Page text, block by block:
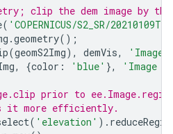
clip the dem image by
( 'COPERNICUS/S2_SR/
.geometry();
(geomS2Img), demVis,
'Image
, {color : 'blue' }, 'Image
prior to
it more efficiently.
( 'elevation' ).